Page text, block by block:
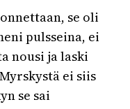
se oli
pulsseina, ei
nousi ja laski
ei siis
se sai